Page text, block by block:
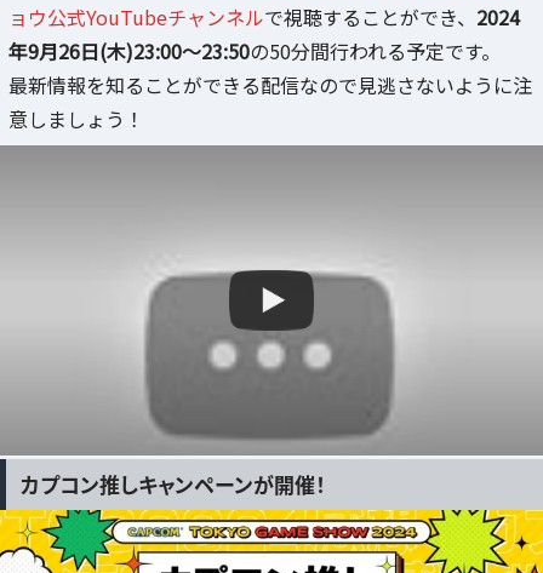
ョウ公式YouTubeチャンネルで視聴することができ、 2024
年9月26日(木)23:00～23:50の50分間行われる予定です。
最新情報を知ることができる配信なので見逃さないように注
意しましょう！
カプコン推しキャンペーンが開催！